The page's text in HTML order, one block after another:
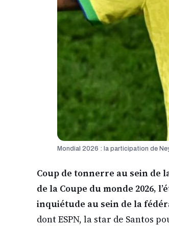
Mondial 2026 : la participation de
Coup de tonnerre au sein de
de la Coupe du monde 2026,
inquiétude au sein de la
dont ESPN, la star de Santos